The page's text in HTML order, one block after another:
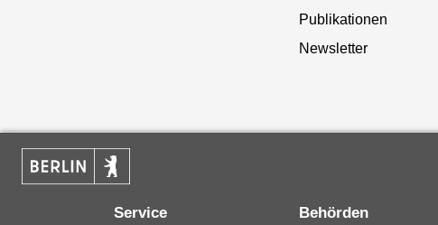
Publikationen
Newsletter
Service Behörden